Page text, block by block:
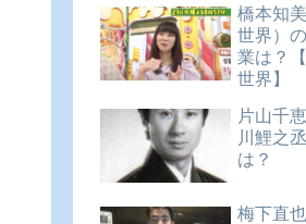
橋本知
世界）
業は？
世界】
片山千
川鯉之
は？
梅下直